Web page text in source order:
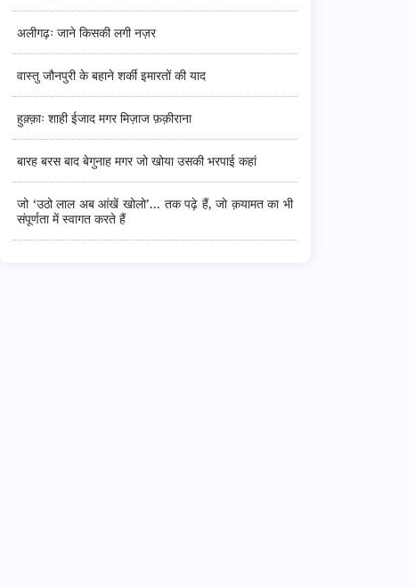
अलीगढ़ः जाने किसकी लगी नज़र
वास्तु जौनपुरी के बहाने शर्की इमारतों की याद
हुक़्क़ाः शाही ईजाद मगर मिज़ाज फ़क़ीराना
बारह बरस बाद बेगुनाह मगर जो खोया उसकी भरपाई कहां
जो ‘उठो लाल अब आंखें खोलो’... तक पढ़े हैं, जो क़यामत का भी
संपूर्णता में स्वागत करते हैं